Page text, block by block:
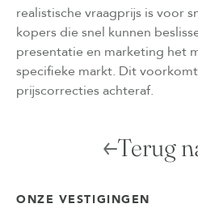
realistische vraagprijs is voor
kopers die snel kunnen
presentatie en marketing het
specifieke markt. Dit
prijscorrecties achteraf.
Terug
ONZE VESTIGINGEN